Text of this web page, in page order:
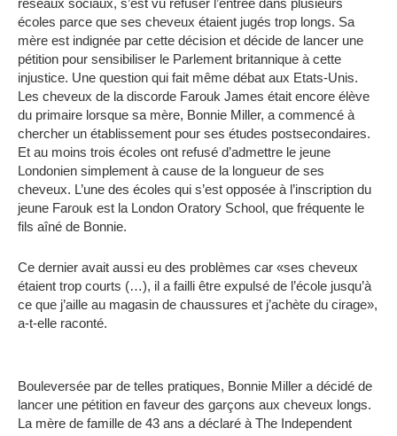
réseaux sociaux, s’est vu refuser l’entrée dans plusieurs
écoles parce que ses cheveux étaient jugés trop longs. Sa
mère est indignée par cette décision et décide de lancer une
pétition pour sensibiliser le Parlement britannique à cette
injustice. Une question qui fait même débat aux Etats-Unis.
Les cheveux de la discorde Farouk James était encore élève
du primaire lorsque sa mère, Bonnie Miller, a commencé à
chercher un établissement pour ses études postsecondaires.
Et au moins trois écoles ont refusé d’admettre le jeune
Londonien simplement à cause de la longueur de ses
cheveux. L’une des écoles qui s’est opposée à l’inscription du
jeune Farouk est la London Oratory School, que fréquente le
fils aîné de Bonnie.
Ce dernier avait aussi eu des problèmes car «ses cheveux
étaient trop courts (…), il a failli être expulsé de l’école jusqu’à
ce que j’aille au magasin de chaussures et j’achète du cirage»,
a-t-elle raconté.
Bouleversée par de telles pratiques, Bonnie Miller a décidé de
lancer une pétition en faveur des garçons aux cheveux longs.
La mère de famille de 43 ans a déclaré à The Independent